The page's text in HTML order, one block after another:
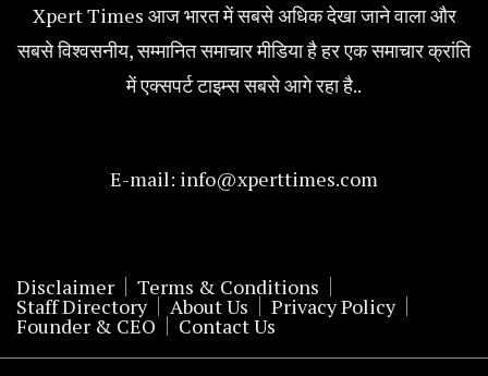
Xpert Times आज भारत में सबसे अधिक देखा जाने वाला और
सबसे विश्वसनीय, सम्मानित समाचार मीडिया है हर एक समाचार क्रांति
में एक्सपर्ट टाइम्स सबसे आगे रहा है..
E-mail: info@xperttimes.com
Disclaimer Terms & Conditions
Staff Directory About Us Privacy Policy
Founder & CEO Contact Us